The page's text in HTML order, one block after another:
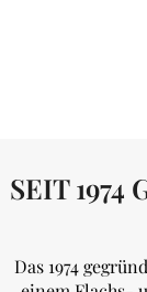
SEIT 1974
Das 1974